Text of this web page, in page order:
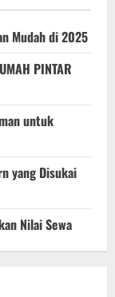
Mudah di 2025
PINTAR
untuk
yang Disukai
Nilai Sewa